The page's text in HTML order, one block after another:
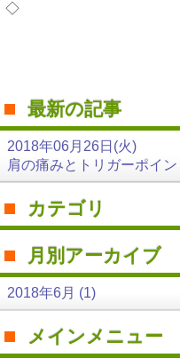
◇
最新の記事
2018年06月26日(火)
肩の痛みとトリガーポイ
カテゴリ
月別アーカイブ
2018年6月 (1)
メインメニュー